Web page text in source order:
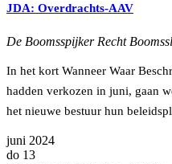
JDA: Overdrachts-AAV
De Boomsspijker Recht
In het kort Wanneer Waar
hadden verkozen in juni, gaan
het nieuwe bestuur hun
juni 2024
do 13